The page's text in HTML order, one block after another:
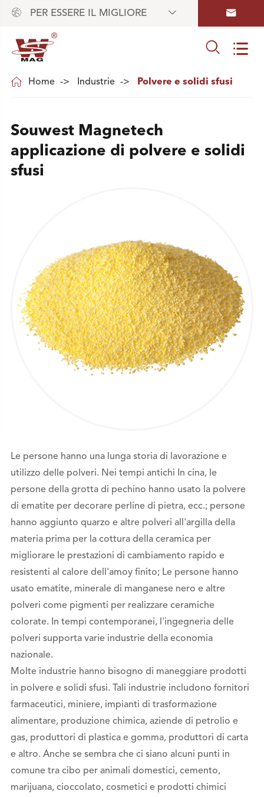
 PER ESSERE IL MIGLIORE  
 
 Home Industrie Polvere e solidi sfusi
Souwest Magnetech
applicazione di polvere e solidi
sfusi
Le persone hanno una lunga storia di lavorazione e
utilizzo delle polveri. Nei tempi antichi In cina, le
persone della grotta di pechino hanno usato la polvere
di ematite per decorare perline di pietra, ecc.; persone
hanno aggiunto quarzo e altre polveri all'argilla della
materia prima per la cottura della ceramica per
migliorare le prestazioni di cambiamento rapido e
resistenti al calore dell'amoy finito; Le persone hanno
usato ematite, minerale di manganese nero e altre
polveri come pigmenti per realizzare ceramiche
colorate. In tempi contemporanei, l'ingegneria delle
polveri supporta varie industrie della economia
nazionale.
Molte industrie hanno bisogno di maneggiare prodotti
in polvere e solidi sfusi. Tali industrie includono fornitori
farmaceutici, miniere, impianti di trasformazione
alimentare, produzione chimica, aziende di petrolio e
gas, produttori di plastica e gomma, produttori di carta
e altro. Anche se sembra che ci siano alcuni punti in
comune tra cibo per animali domestici, cemento,
marijuana, cioccolato, cosmetici e prodotti chimici